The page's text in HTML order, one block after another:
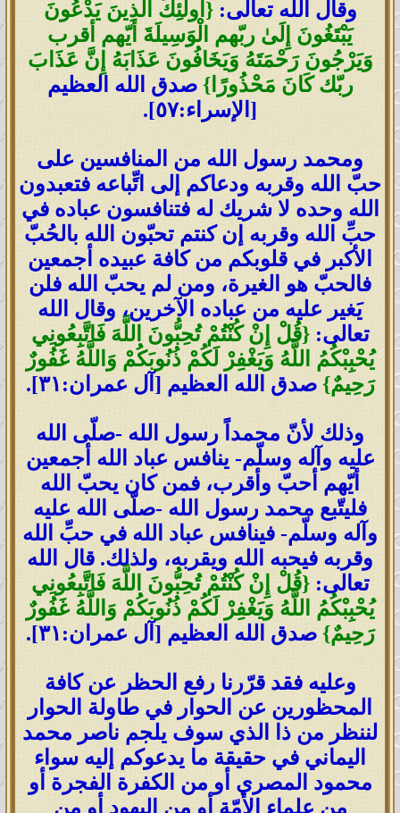
وقال الله تعالى:{أُولَٰئِكَ الَّذِينَ يَدْعُونَ
يَبْتَغُونَ إِلَىٰ ربّهم الْوَسِيلَةَ أيّهم أقرب
وَيَرْجُونَ رَحْمَتَهُ وَيَخَافُونَ عَذَابَهُ إِنَّ عَذَابَ
ربّك كَانَ مَحْذُورًا} صدق الله العظيم
[الإسراء:٥٧].
ومحمد رسول الله من المنافسين على
حبّ الله وقربه ودعاكم إلى اتِّباعه فتعبدون
الله وحده لا شريك له فتنافسون عباده في
حبِّ الله وقربه إن كنتم تحبّون الله بالحُبّ
الأكبر في قلوبكم من كافة عبيده أجمعين
فالحبّ هو الغيرة، ومن لم يحبّ الله فلن
يَغير عليه من عباده الآخرين، وقال الله
تعالى:{قُلْ إِنْ كُنْتُمْ تُحِبُّونَ اللَّهَ فَاتَّبِعُونِي
يُحْبِبْكُمُ اللَّهُ وَيَغْفِرْ لَكُمْ ذُنُوبَكُمْ وَاللَّهُ غَفُورٌ
رَحِيمٌ}صدق الله العظيم [آل‌ عمران:٣١].
وذلك لأنّ محمداً رسول الله -صلّى الله
عليه وآله وسلّم- ينافس عباد الله أجمعين
أيّهم أحبّ وأقرب، فمن كان يحبّ الله
فليتّبع محمد رسول الله -صلّى الله عليه
وآله وسلّم- فينافس عباد الله في حبِّ الله
وقربه فيحبه الله ويقربه، ولذلك. قال الله
تعالى:{قُلْ إِنْ كُنْتُمْ تُحِبُّونَ اللَّهَ فَاتَّبِعُونِي
يُحْبِبْكُمُ اللَّهُ وَيَغْفِرْ لَكُمْ ذُنُوبَكُمْ وَاللَّهُ غَفُورٌ
رَحِيمٌ}صدق الله العظيم [آل‌ عمران:٣١].
وعليه فقد قرّرنا رفع الحظر عن كافة
المحظورين عن الحوار في طاولة الحوار
لننظر من ذا الذي سوف يلجم ناصر محمد
اليماني في حقيقة ما يدعوكم إليه سواء
محمود المصري أو من الكفرة الفجرة أو
من علماء الأمّة أو من اليهود أو من